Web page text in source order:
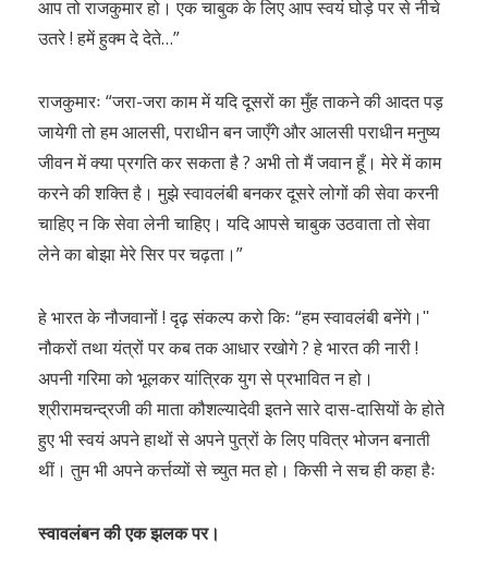
आप तो राजकुमार हो। एक चाबुक के लिए आप स्वयं घोड़े पर से नीचे
उतरे ! हमें हुक्म दे देते…”
राजकुमारः “जरा-जरा काम में यदि दूसरों का मुँह ताकने की आदत पड़
जायेगी तो हम आलसी, पराधीन बन जाएँगे और आलसी पराधीन मनुष्य
जीवन में क्या प्रगति कर सकता है ? अभी तो मैं जवान हूँ। मेरे में काम
करने की शक्ति है। मुझे स्वावलंबी बनकर दूसरे लोगों की सेवा करनी
चाहिए न कि सेवा लेनी चाहिए। यदि आपसे चाबुक उठवाता तो सेवा
लेने का बोझा मेरे सिर पर चढ़ता।”
हे भारत के नौजवानों ! दृढ़ संकल्प करो किः “हम स्वावलंबी बनेंगे।ʹʹ
नौकरों तथा यंत्रों पर कब तक आधार रखोगे ? हे भारत की नारी !
अपनी गरिमा को भूलकर यांत्रिक युग से प्रभावित न हो।
श्रीरामचन्द्रजी की माता कौशल्यादेवी इतने सारे दास-दासियों के होते
हुए भी स्वयं अपने हाथों से अपने पुत्रों के लिए पवित्र भोजन बनाती
थीं। तुम भी अपने कर्त्तव्यों से च्युत मत हो। किसी ने सच ही कहा हैः
स्वावलंबन की एक झलक पर।